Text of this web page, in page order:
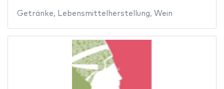
Getränke, Lebensmittelherstellung, Wein